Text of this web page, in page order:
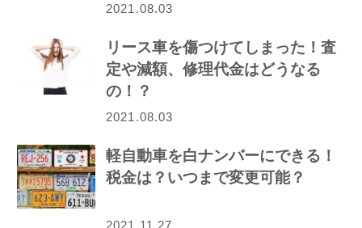
2021.08.03
リース車を傷つけてしまった！査
定や減額、修理代金はどうなる
の！？
2021.08.03
軽自動車を白ナンバーにできる！
税金は？いつまで変更可能？
2021.11.27